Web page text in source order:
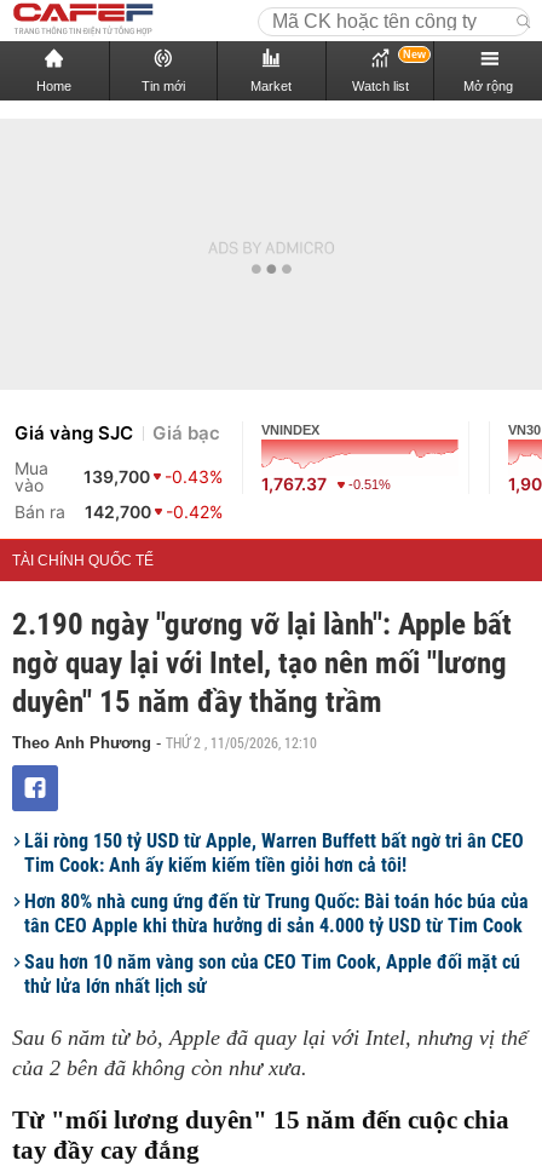
Home Tin mới Market Watch list
New
Mở rộng
Giá vàng SJC Giá bạc
Mua
vào
139,700
-0.43%
Bán ra
142,700 -0.42%
VNINDEX
1,767.37 -0.51%
VN30
TÀI CHÍNH QUỐC TẾ
2.190 ngày "gương vỡ lại lành": Apple bất
ngờ quay lại với Intel, tạo nên mối "lương
duyên" 15 năm đầy thăng trầm
Theo Anh Phương - THỨ 2 , 11/05/2026, 12:10
Lãi ròng 150 tỷ USD từ Apple, Warren Buffett bất ngờ tri ân CEO
Tim Cook: Anh ấy kiếm kiếm tiền giỏi hơn cả tôi!
Hơn 80% nhà cung ứng đến từ Trung Quốc: Bài toán hóc búa của
tân CEO Apple khi thừa hưởng di sản 4.000 tỷ USD từ Tim Cook
Sau hơn 10 năm vàng son của CEO Tim Cook, Apple đối mặt cú
thử lửa lớn nhất lịch sử
Sau 6 năm từ bỏ, Apple đã quay lại với Intel, nhưng vị thế
của 2 bên đã không còn như xưa.
Từ "mối lương duyên" 15 năm đến cuộc chia
tay đầy cay đắng